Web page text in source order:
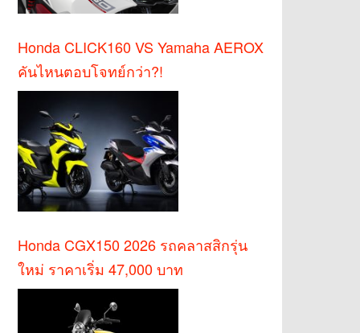
Honda CLICK160 VS Yamaha AEROX
คันไหนตอบโจทย์กว่า?!
Honda CGX150 2026 รถคลาสสิกรุ่น
ใหม่ ราคาเริ่ม 47,000 บาท